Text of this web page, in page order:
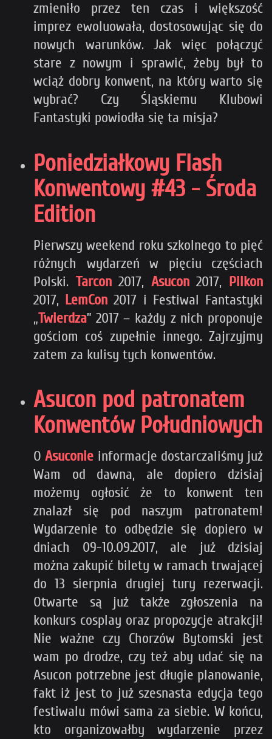
zmieniło przez ten czas i większość
imprez ewoluowała, dostosowując się do
nowych warunków. Jak więc połączyć
stare z nowym i sprawić, żeby był to
wciąż dobry konwent, na który warto się
wybrać? Czy Śląskiemu Klubowi
Fantastyki powiodła się ta misja?
Poniedziałkowy Flash
Konwentowy #43 - Środa
Edition
Pierwszy weekend roku szkolnego to pięć
różnych wydarzeń w pięciu częściach
Polski. Tarcon2017, Asucon2017, Pilkon
2017, LemCon 2017 i Festiwal Fantastyki
„Twierdza” 2017 – każdy z nich proponuje
gościom coś zupełnie innego. Zajrzyjmy
zatem za kulisy tych konwentów.
Asucon pod patronatem
Konwentów Południowych
OAsuconie informacje dostarczaliśmy już
Wam od dawna, ale dopiero dzisiaj
możemy ogłosić że to konwent ten
znalazł się pod naszym patronatem!
Wydarzenie to odbędzie się dopiero w
dniach 09-10.09.2017, ale już dzisiaj
można zakupić bilety w ramach trwającej
do 13 sierpnia drugiej tury rezerwacji.
Otwarte są już także zgłoszenia na
konkurs cosplay oraz propozycje atrakcji!
Nie ważne czy Chorzów Bytomski jest
wam po drodze, czy też aby udać się na
Asucon potrzebne jest długie planowanie,
fakt iż jest to już szesnasta edycja tego
festiwalu mówi sama za siebie. W końcu,
kto organizowałby wydarzenie przez